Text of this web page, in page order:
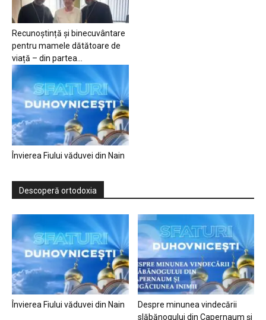
Recunoștință și binecuvântare
pentru mamele dătătoare de
viață – din partea...
Învierea Fiului văduvei din Nain
Descoperă ortodoxia
Învierea Fiului văduvei din Nain
Despre minunea vindecării
slăbănogului din Capernaum și